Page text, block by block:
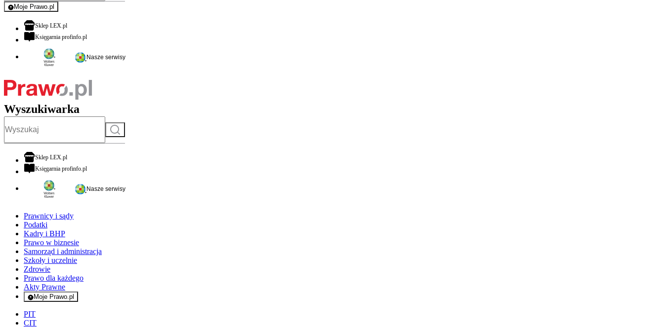
Moje Prawo.pl
- rejestracja i logowanie do serwisu
Sklep LEX.plotwiera się w nowej karcie
Księgarnia profinfo.plotwiera się w nowej karcie
Nasze serwisy
Wyszukiwarka
Szukaj
Sklep LEX.plotwiera się w nowej karcie
Księgarnia profinfo.plotwiera się w nowej karcie
Nasze serwisy
Prawnicy i sądy
Podatki
Kadry i BHP
Prawo w biznesie
Samorząd i administracja
Szkoły i uczelnie
Zdrowie
Prawo dla każdego
Akty Prawne
Moje Prawo.pl
- rejestracja i logowanie do serwisu
PIT
CIT